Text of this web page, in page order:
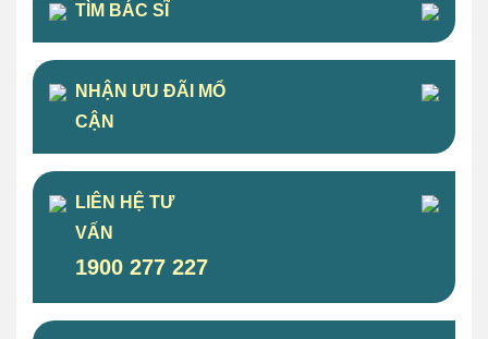
TÌM BÁC SĨ
NHẬN ƯU ĐÃI MỔ
CẬN
LIÊN HỆ TƯ
VẤN
1900 277 227